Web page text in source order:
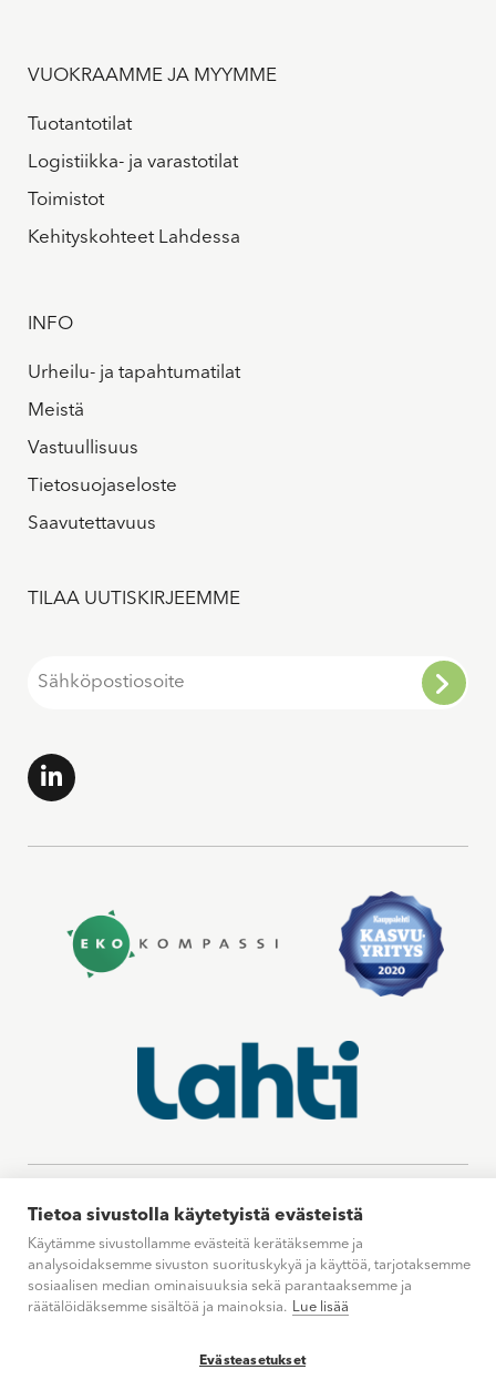
Tietoa sivustolla käytetyistä evästeistä
Käytämme sivustollamme evästeitä kerätäksemme ja
analysoidaksemme sivuston suorituskykyä ja käyttöä, tarjotaksemme
sosiaalisen median ominaisuuksia sekä parantaaksemme ja
räätälöidäksemme sisältöä ja mainoksia. Lue lisää
Evästeasetukset
VUOKRAAMME JA MYYMME
Tuotantotilat
Logistiikka- ja varastotilat
Toimistot
Kehityskohteet Lahdessa
INFO
Urheilu- ja tapahtumatilat
Meistä
Vastuullisuus
Tietosuojaseloste
Saavutettavuus
TILAA UUTISKIRJEEMME